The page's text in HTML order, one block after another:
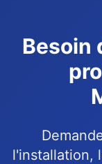
Besoin
l'installation,